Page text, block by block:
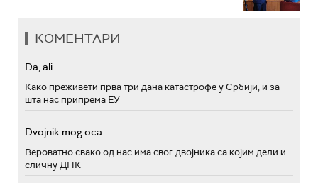
КОМЕНТАРИ
Da, ali...
Како преживети прва три дана катастрофе у Србији, и за
шта нас припрема ЕУ
Dvojnik mog oca
Вероватно свако од нас има свог двојника са којим дели и
сличну ДНК